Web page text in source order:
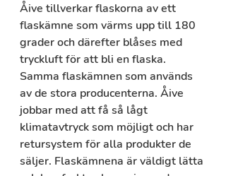
Åive tillverkar flaskorna av ett
flaskämne som värms upp till 180
grader och därefter blåses med
tryckluft för att bli en flaska.
Samma flaskämnen som används
av de stora producenterna. Åive
jobbar med att få så lågt
klimatavtryck som möjligt och har
retursystem för alla produkter de
säljer. Flaskämnena är väldigt lätta